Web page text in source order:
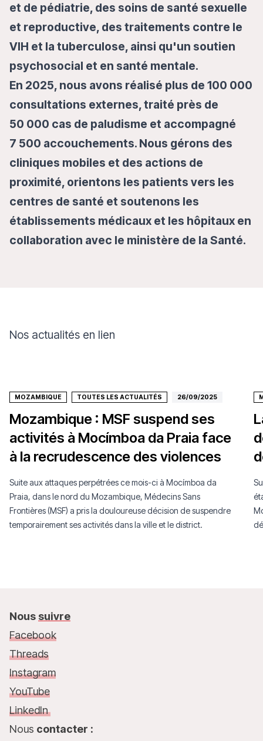
et de pédiatrie, des soins de santé sexuelle
et reproductive, des traitements contre le
VIH et la tuberculose, ainsi qu'un soutien
psychosocial et en santé mentale.
En 2025, nous avons réalisé plus de 100 000
consultations externes, traité près de
50 000 cas de paludisme et accompagné
7 500 accouchements. Nous gérons des
cliniques mobiles et des actions de
proximité, orientons les patients vers les
centres de santé et soutenons les
établissements médicaux et les hôpitaux en
collaboration avec le ministère de la Santé.
Nos actualités en lien
MOZAMBIQUE TOUTES LES ACTUALITÉS 26/09/2025
Mozambique : MSF suspend ses
activités à Mocímboa da Praia face
à la recrudescence des violences
Suite aux attaques perpétrées ce mois-ci à Mocímboa da
Praia, dans le nord du Mozambique, Médecins Sans
Frontières (MSF) a pris la douloureuse décision de suspendre
temporairement ses activités dans la ville et le district.
Nous suivre
Facebook
Threads
Instagram
YouTube
LinkedIn
Nous contacter :